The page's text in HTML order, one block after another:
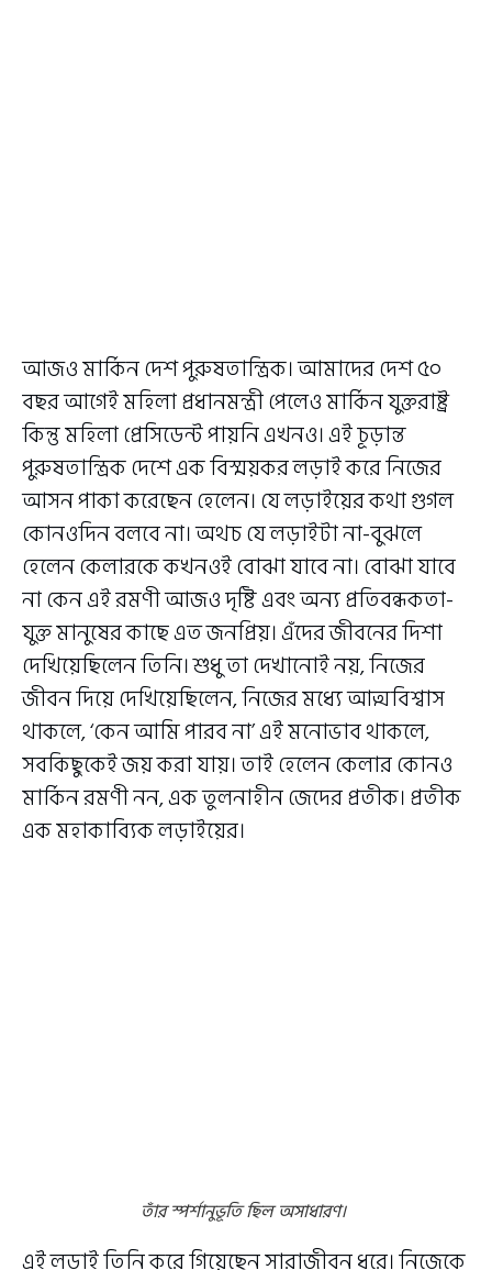
আজও মার্কিন দেশ পুরুষতান্ত্রিক। আমাদের দেশ ৫০
বছর আগেই মহিলা প্রধানমন্ত্রী পেলেও মার্কিন যুক্তরাষ্ট্র
কিন্তু মহিলা প্রেসিডেন্ট পায়নি এখনও। এই চূড়ান্ত
পুরুষতান্ত্রিক দেশে এক বিস্ময়কর লড়াই করে নিজের
আসন পাকা করেছেন হেলেন। যে লড়াইয়ের কথা গুগল
কোনওদিন বলবে না। অথচ যে লড়াইটা না-বুঝলে
হেলেন কেলারকে কখনওই বোঝা যাবে না। বোঝা যাবে
না কেন এই রমণী আজও দৃষ্টি এবং অন্য প্রতিবন্ধকতা-
যুক্ত মানুষের কাছে এত জনপ্রিয়। এঁদের জীবনের দিশা
দেখিয়েছিলেন তিনি। শুধু তা দেখানোই নয়, নিজের
জীবন দিয়ে দেখিয়েছিলেন, নিজের মধ্যে আত্মবিশ্বাস
থাকলে, ‘কেন আমি পারব না’ এই মনোভাব থাকলে,
সবকিছুকেই জয় করা যায়। তাই হেলেন কেলার কোনও
মার্কিন রমণী নন, এক তুলনাহীন জেদের প্রতীক। প্রতীক
এক মহাকাব্যিক লড়াইয়ের।
তাঁর স্পর্শানুভূতি ছিল অসাধারণ।
এই লড়াই তিনি করে গিয়েছেন সারাজীবন ধরে। নিজেকে